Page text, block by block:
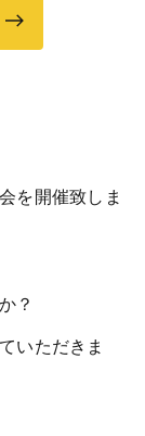
を開催致しま
？
いただきま